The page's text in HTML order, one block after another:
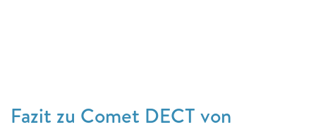
Fazit zu Comet DECT von